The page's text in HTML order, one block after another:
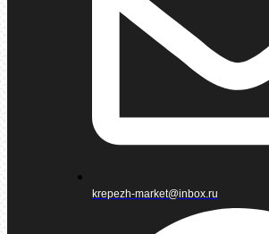
krepezh-market@inbox.ru